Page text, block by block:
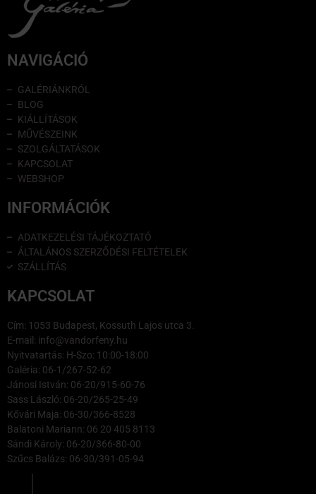
NAVIGÁCIÓ
GALÉRIÁNKRÓL
BLOG
KIÁLLÍTÁSOK
MŰVÉSZEINK
SZOLGÁLTATÁSOK
KAPCSOLAT
WEBSHOP
INFORMÁCIÓK
ADATKEZELÉSI TÁJÉKOZTATÓ
ÁLTALÁNOS SZERZŐDÉSI FELTÉTELEK
SZÁLLÍTÁS
KAPCSOLAT
Cím: 1053 Budapest, Kossuth Lajos utca 3.
E-mail: info@vandorfeny.hu
Nyitvatartás: H-Szo: 10:00-18:00
Galéria: 06-1/267-52-62
Jánosi István: 06-20/915-60-76
Sass László: 06-20/265-25-49
Kővári Maja: 06-30/366-8528
Balatoni Mariann: 06 20 405 8113
Sándi Károly: 06-20/366-80-00
Szűcs Balázs: 06-30/391-05-94